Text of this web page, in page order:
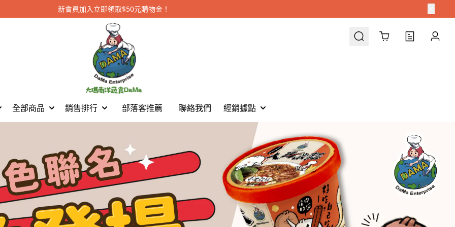
新會員加入立即領取$50元購物金！
Cart
全部商品 銷售排行 部落客推薦 聯絡我們 經銷據點